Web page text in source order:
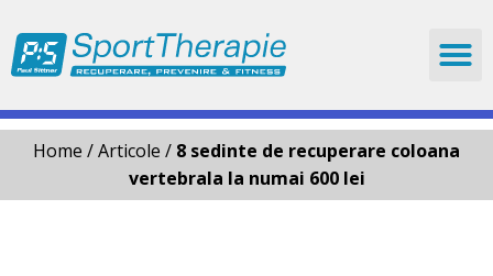
to
content
Home /Articole / 8 sedinte de recuperare coloana
vertebrala la numai 600 lei